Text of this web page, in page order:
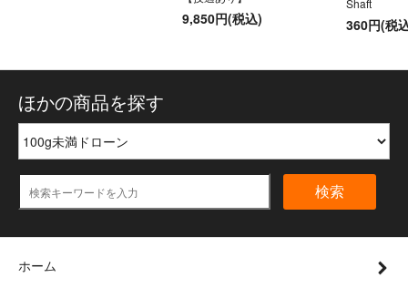
9,850円(税込)
Shaft
360円(税
ほかの商品を探す
検索
ホーム